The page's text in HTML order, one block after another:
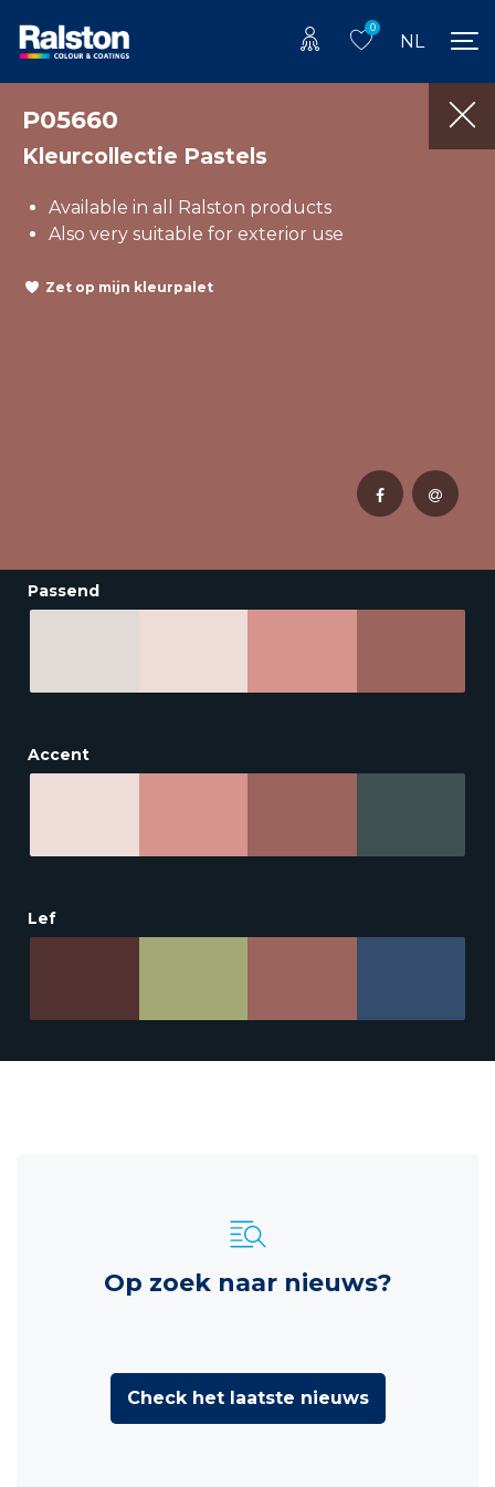
0
NL
P05660
Kleurcollectie Pastels
Available in all Ralston products
Also very suitable for exterior use
Zet op mijn kleurpalet
Passend
Accent
Lef
Op zoek naar nieuws?
Check het laatste nieuws